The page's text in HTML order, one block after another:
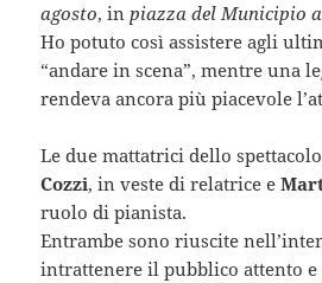
agosto, inpiazza del Municipio
Ho potuto così assistere agli
“andare in scena”, mentre una
rendeva ancora più piacevole
Le due mattatrici dello
Cozzi, in veste di relatrice e
ruolo di pianista.
Entrambe sono riuscite
intrattenere il pubblico attento e